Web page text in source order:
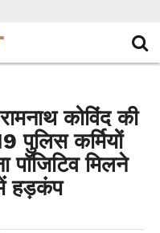
कोविंद की
पुलिस कर्मियों
पॉजिटिव मिलने
हड़कंप